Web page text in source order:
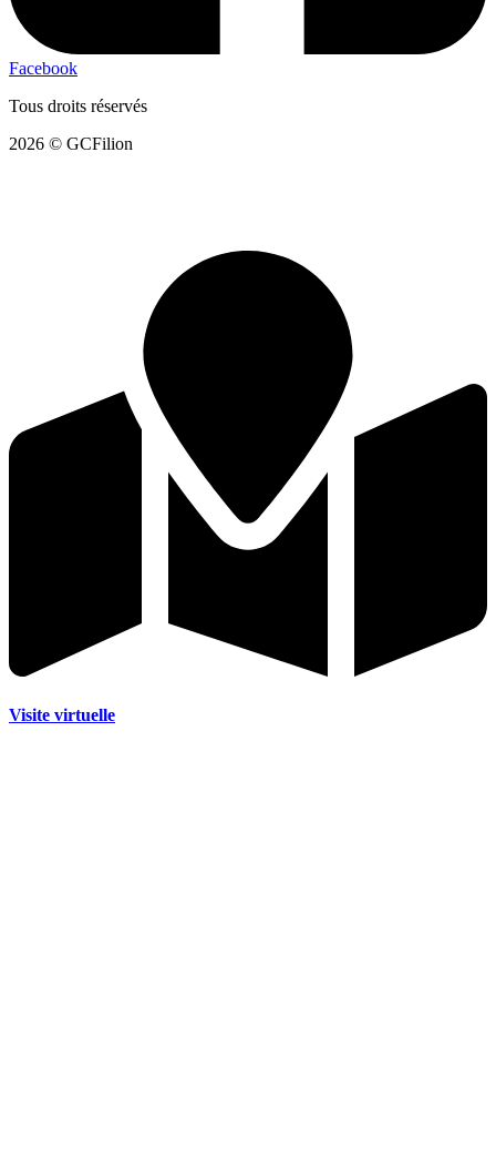
Facebook
Tous droits réservés
2026 © GCFilion
Visite virtuelle